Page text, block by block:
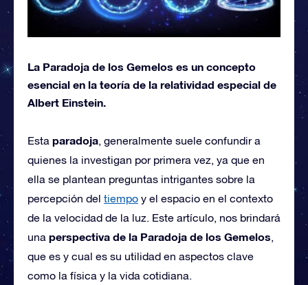
La Paradoja de los Gemelos es un concepto
esencial en la teoría de la relatividad especial de
Albert Einstein.
Esta paradoja, generalmente suele confundir a
quienes la investigan por primera vez, ya que en
ella se plantean preguntas intrigantes sobre la
percepción del tiempo y el espacio en el contexto
de la velocidad de la luz. Este artículo, nos brindará
una perspectiva de la Paradoja de los Gemelos,
que es y cual es su utilidad en aspectos clave
como la física y la vida cotidiana.